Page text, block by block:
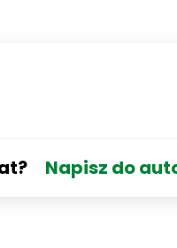
Napisz do